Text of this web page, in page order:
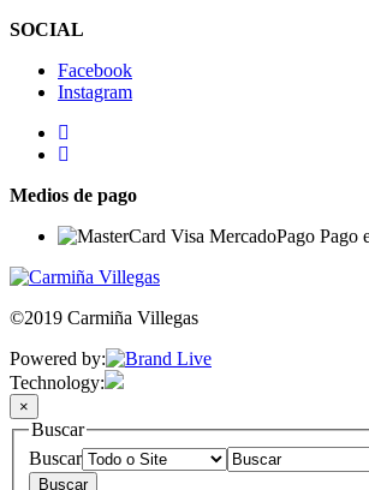
SOCIAL
Facebook
Instagram
Medios de pago
©2019 Carmiña Villegas
Powered by:
Technology:
×
Buscar
Buscar